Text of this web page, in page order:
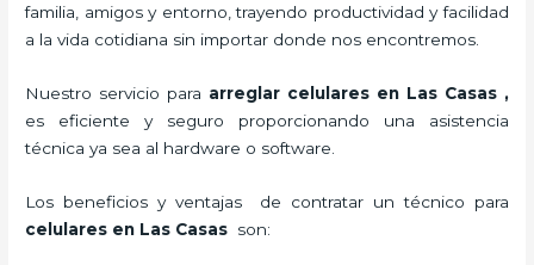
familia, amigos y entorno, trayendo productividad y facilidad
a la vida cotidiana sin importar donde nos encontremos.
Nuestro servicio para arreglar celulares en Las Casas ,
es eficiente y seguro proporcionando una asistencia
técnica ya sea al hardware o software.
Los beneficios y ventajas de contratar un técnico para
celulares en Las Casas son: